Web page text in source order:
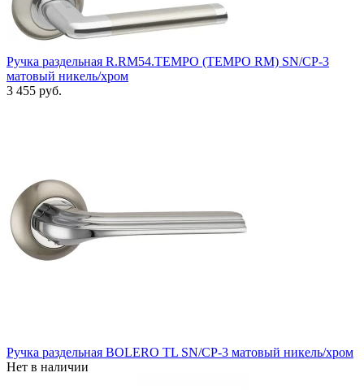
Ручка раздельная R.RM54.TEMPO (TEMPO RM) SN/CP-3
матовый никель/хром
3 455 руб.
Ручка раздельная BOLERO TL SN/CP-3 матовый никель/хром
Нет в наличии